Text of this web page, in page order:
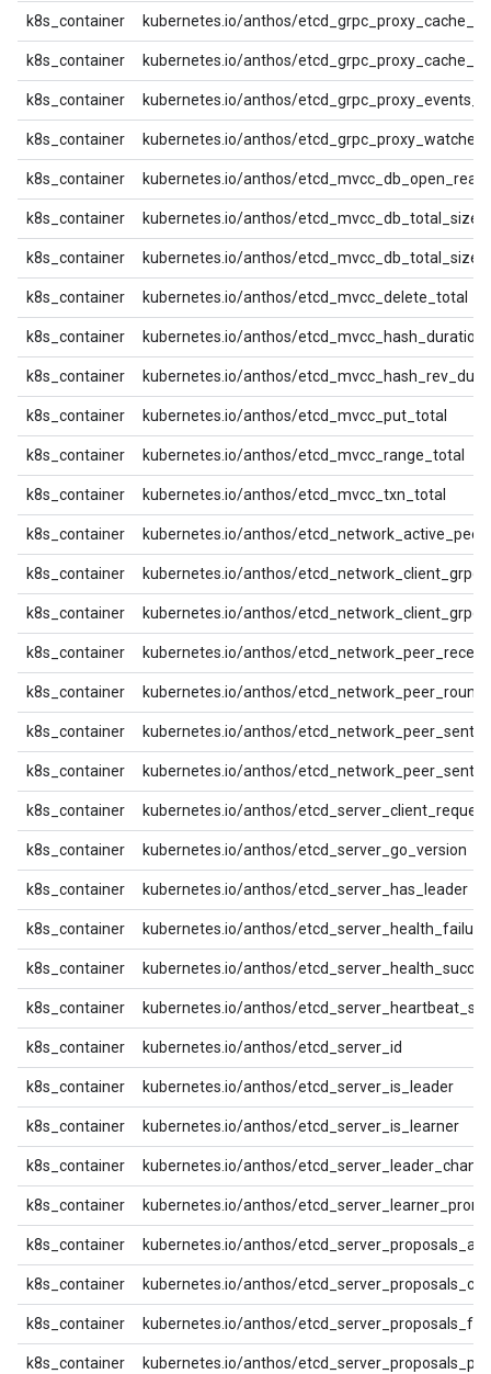
k8s_container kubernetes.io/anthos/
k8s_container kubernetes.io/anthos/
k8s_container kubernetes.io/anthos/
k8s_container kubernetes.io/anthos/
k8s_container kubernetes.io/anthos/
k8s_container kubernetes.io/anthos/
k8s_container kubernetes.io/anthos/
k8s_container kubernetes.io/anthos/etcd_mvcc_delete_total
k8s_container kubernetes.io/anthos/
k8s_container kubernetes.io/anthos/
k8s_container kubernetes.io/anthos/etcd_mvcc_put_total
k8s_container kubernetes.io/anthos/etcd_mvcc_range_total
k8s_container kubernetes.io/anthos/etcd_mvcc_txn_total
k8s_container kubernetes.io/anthos/
k8s_container kubernetes.io/anthos/
k8s_container kubernetes.io/anthos/
k8s_container kubernetes.io/anthos/
k8s_container kubernetes.io/anthos/
k8s_container kubernetes.io/anthos/
k8s_container kubernetes.io/anthos/
k8s_container kubernetes.io/anthos/
k8s_container kubernetes.io/anthos/etcd_server_go_version
k8s_container kubernetes.io/anthos/etcd_server_has_leader
k8s_container kubernetes.io/anthos/
k8s_container kubernetes.io/anthos/
k8s_container kubernetes.io/anthos/
k8s_container kubernetes.io/anthos/etcd_server_id
k8s_container kubernetes.io/anthos/etcd_server_is_leader
k8s_container kubernetes.io/anthos/etcd_server_is_learner
k8s_container kubernetes.io/anthos/
k8s_container kubernetes.io/anthos/
k8s_container kubernetes.io/anthos/
k8s_container kubernetes.io/anthos/
k8s_container kubernetes.io/anthos/
k8s_container kubernetes.io/anthos/